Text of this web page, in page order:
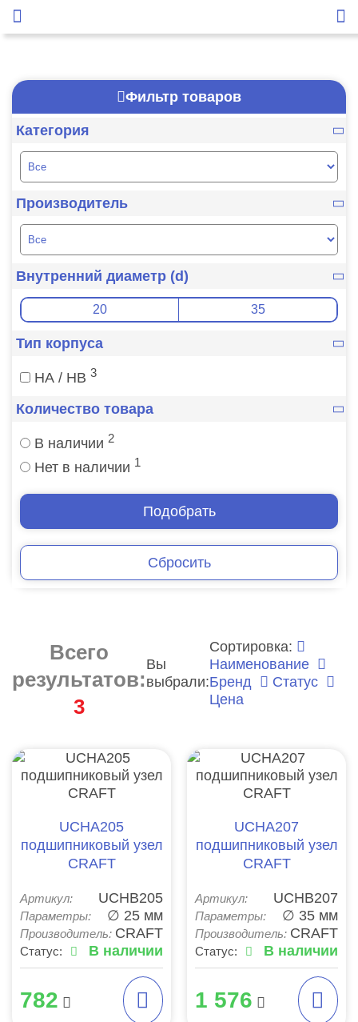
Фильтр товаров
Категория
Производитель
Внутренний диаметр (d)
Тип корпуса
HA / HB 3
Количество товара
В наличии 2
Нет в наличии 1
Подобрать
Сбросить
Всего
результатов:
3
Вы
выбрали:
Сортировка:
Наименование
Бренд
Статус
Цена
UCHA205
подшипниковый узел
CRAFT
Артикул: UCHB205
Параметры: ∅ 25 мм
Производитель: CRAFT
Статус: В наличии
782
UCHA207
подшипниковый узел
CRAFT
Артикул: UCHB207
Параметры: ∅ 35 мм
Производитель: CRAFT
Статус: В наличии
1 576